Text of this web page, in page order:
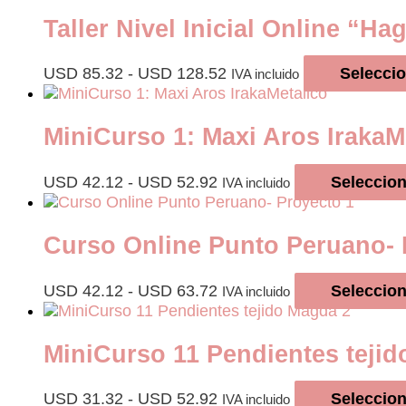
Taller Nivel Inicial Online
USD 85.32 - USD 128.52 Rango
de
desde
USD 85.32
USD 128.52
IVA incluido
MiniCurso 1: Maxi Aros
USD 42.12 - USD 52.92 Rango
de
desde
USD 42.12
USD 52.92
IVA incluido
Curso Online Punto Peruano-
USD 42.12 - USD 63.72 Rango
de
desde
USD 42.12
IVA incluido
MiniCurso 11 Pendientes
USD 31.32 - USD 52.92 Rango
IVA incluido